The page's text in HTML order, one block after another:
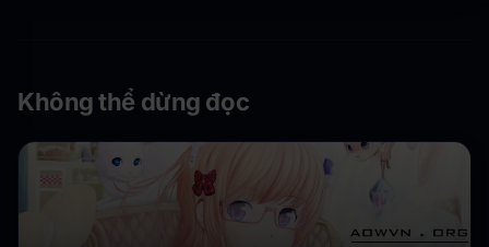
Không thể dừng đọc